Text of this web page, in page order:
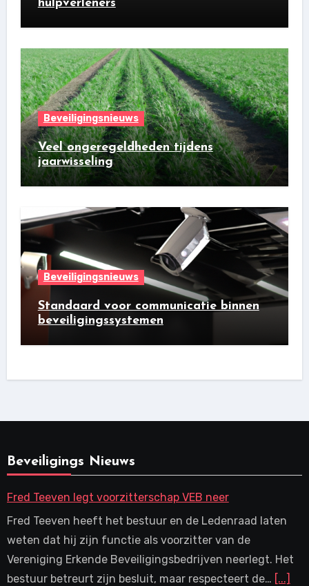
hulpverleners
Beveiligingsnieuws
Veel ongeregeldheden tijdens
jaarwisseling
Beveiligingsnieuws
Standaard voor communicatie binnen
beveiligingssystemen
Beveiligings Nieuws
Fred Teeven legt voorzitterschap VEB neer
Fred Teeven heeft het bestuur en de Ledenraad laten
weten dat hij zijn functie als voorzitter van de
Vereniging Erkende Beveiligingsbedrijven neerlegt. Het
bestuur betreurt zijn besluit, maar respecteert de… [...]